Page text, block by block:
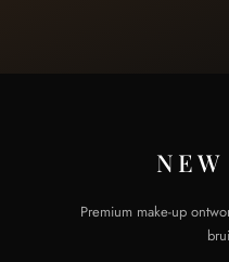
Premium make-up